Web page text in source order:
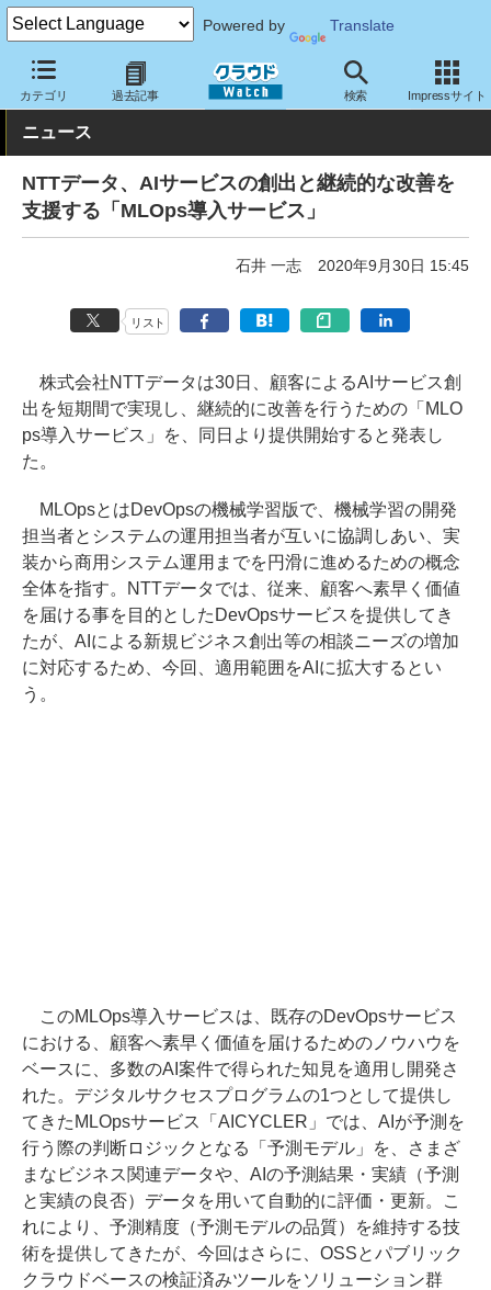
Powered by Translate
カテゴリ 過去記事 検索 Impressサイト
クラウド Watch サービス・ソフト サービス 分析
ニュース
NTTデータ、AIサービスの創出と継続的な改善を
支援する「MLOps導入サービス」
石井 一志 2020年9月30日 15:45
リスト
株式会社NTTデータは30日、顧客によるAIサービス創
出を短期間で実現し、継続的に改善を行うための「MLO
ps導入サービス」を、同日より提供開始すると発表し
た。
MLOpsとはDevOpsの機械学習版で、機械学習の開発
担当者とシステムの運用担当者が互いに協調しあい、実
装から商用システム運用までを円滑に進めるための概念
全体を指す。NTTデータでは、従来、顧客へ素早く価値
を届ける事を目的としたDevOpsサービスを提供してき
たが、AIによる新規ビジネス創出等の相談ニーズの増加
に対応するため、今回、適用範囲をAIに拡大するとい
う。
このMLOps導入サービスは、既存のDevOpsサービス
における、顧客へ素早く価値を届けるためのノウハウを
ベースに、多数のAI案件で得られた知見を適用し開発さ
れた。デジタルサクセスプログラムの1つとして提供し
てきたMLOpsサービス「AICYCLER」では、AIが予測を
行う際の判断ロジックとなる「予測モデル」を、さまざ
まなビジネス関連データや、AIの予測結果・実績（予測
と実績の良否）データを用いて自動的に評価・更新。こ
れにより、予測精度（予測モデルの品質）を維持する技
術を提供してきたが、今回はさらに、OSSとパブリック
クラウドベースの検証済みツールをソリューション群